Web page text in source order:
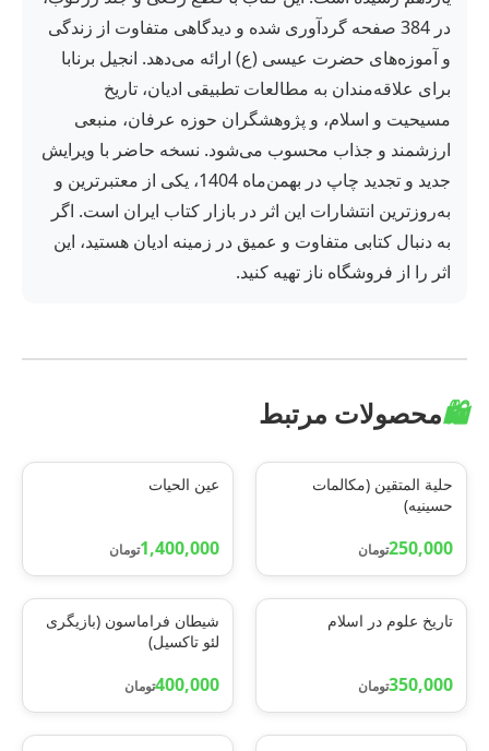
در 384 صفحه گردآوری شده و دیدگاهی متفاوت از زندگی
و آموزه‌های حضرت عیسی (ع) ارائه می‌دهد. انجیل برنابا
برای علاقه‌مندان به مطالعات تطبیقی ادیان، تاریخ
مسیحیت و اسلام، و پژوهشگران حوزه عرفان، منبعی
ارزشمند و جذاب محسوب می‌شود. نسخه حاضر با ویرایش
جدید و تجدید چاپ در بهمن‌ماه 1404، یکی از معتبرترین و
به‌روزترین انتشارات این اثر در بازار کتاب ایران است. اگر
به دنبال کتابی متفاوت و عمیق در زمینه ادیان هستید، این
اثر را از فروشگاه ناز تهیه کنید.
🛍️محصولات مرتبط
حلیة المتقین (مکالمات
حسینیه)
250,000تومان
عین الحیات
1,400,000تومان
تاریخ علوم در اسلام
350,000تومان
شیطان فراماسون (بازیگری
لئو تاکسیل)
400,000تومان